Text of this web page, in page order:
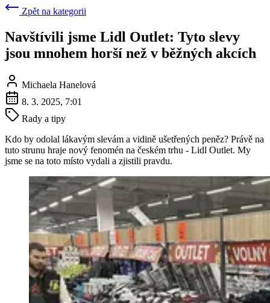
Zpět na kategorii
Navštívili jsme Lidl Outlet: Tyto slevy
jsou mnohem horší než v běžných akcích
Michaela Hanelová
8. 3. 2025, 7:01
Rady a tipy
Kdo by odolal lákavým slevám a vidině ušetřených peněz? Právě na
tuto strunu hraje nový fenomén na českém trhu - Lidl Outlet. My
jsme se na toto místo vydali a zjistili pravdu.